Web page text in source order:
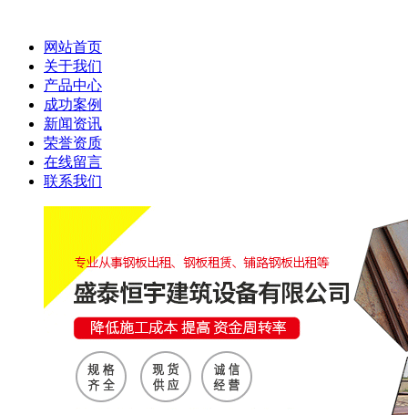
网站首页
关于我们
产品中心
成功案例
新闻资讯
荣誉资质
在线留言
联系我们